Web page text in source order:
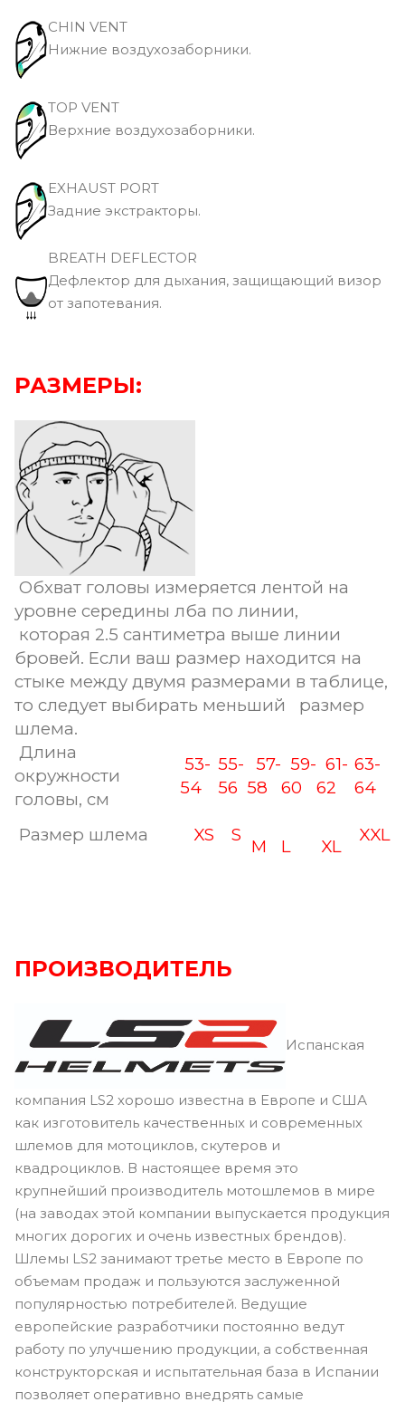
CHIN VENT
Нижние воздухозаборники.
TOP VENT
Верхние воздухозаборники.
EXHAUST PORT
Задние экстракторы.
BREATH DEFLECTOR
Дефлектор для дыхания, защищающий визор
от запотевания.
РАЗМЕРЫ:
Обхват головы измеряется лентой на
уровне середины лба по линии,
которая 2.5 сантиметра выше линии
бровей. Если ваш размер находится на
стыке между двумя размерами в таблице,
то следует выбирать меньший размер
шлема.
Длина
окружности
головы, см
53-
54
55-
56
57-
58
59-
60
61-
62
63-
64
Размер шлема XS S
M L XL
XXL
ПРОИЗВОДИТЕЛЬ
Испанская
компания LS2 хорошо известна в Европе и США
как изготовитель качественных и современных
шлемов для мотоциклов, скутеров и
квадроциклов. В настоящее время это
крупнейший производитель мотошлемов в мире
(на заводах этой компании выпускается продукция
многих дорогих и очень известных брендов).
Шлемы LS2 занимают третье место в Европе по
объемам продаж и пользуются заслуженной
популярностью потребителей. Ведущие
европейские разработчики постоянно ведут
работу по улучшению продукции, а собственная
конструкторская и испытательная база в Испании
позволяет оперативно внедрять самые